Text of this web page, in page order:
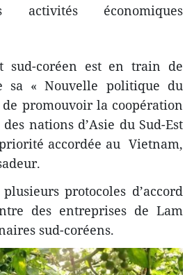
activités économiques
sud-coréen est en train de
sa « Nouvelle politique du
promouvoir la coopération
nations d’Asie du Sud-Est
accordée au Vietnam,
protocoles d’accord
des entreprises de Lam
sud-coréens.